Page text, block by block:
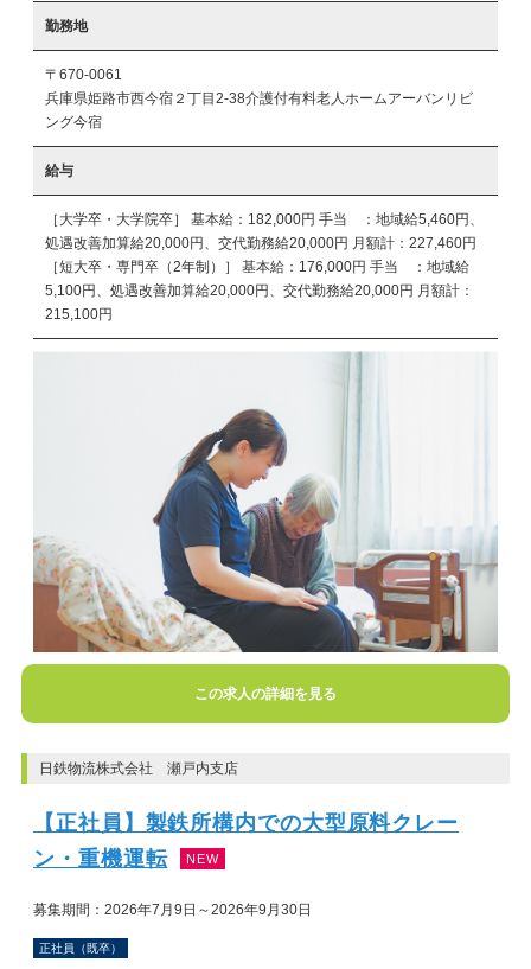
勤務地
〒670-0061
兵庫県姫路市西今宿２丁目2-38介護付有料老人ホームアーバンリビ
ング今宿
給与
［大学卒・大学院卒］ 基本給：182,000円 手当 ：地域給5,460円、
処遇改善加算給20,000円、交代勤務給20,000円 月額計：227,460円
［短大卒・専門卒（2年制）］ 基本給：176,000円 手当 ：地域給
5,100円、処遇改善加算給20,000円、交代勤務給20,000円 月額計：
215,100円
この求人の詳細を見る
日鉄物流株式会社 瀬戸内支店
【正社員】製鉄所構内での大型原料クレー
ン・重機運転
NEW
募集期間：2026年7月9日～2026年9月30日
正社員（既卒）